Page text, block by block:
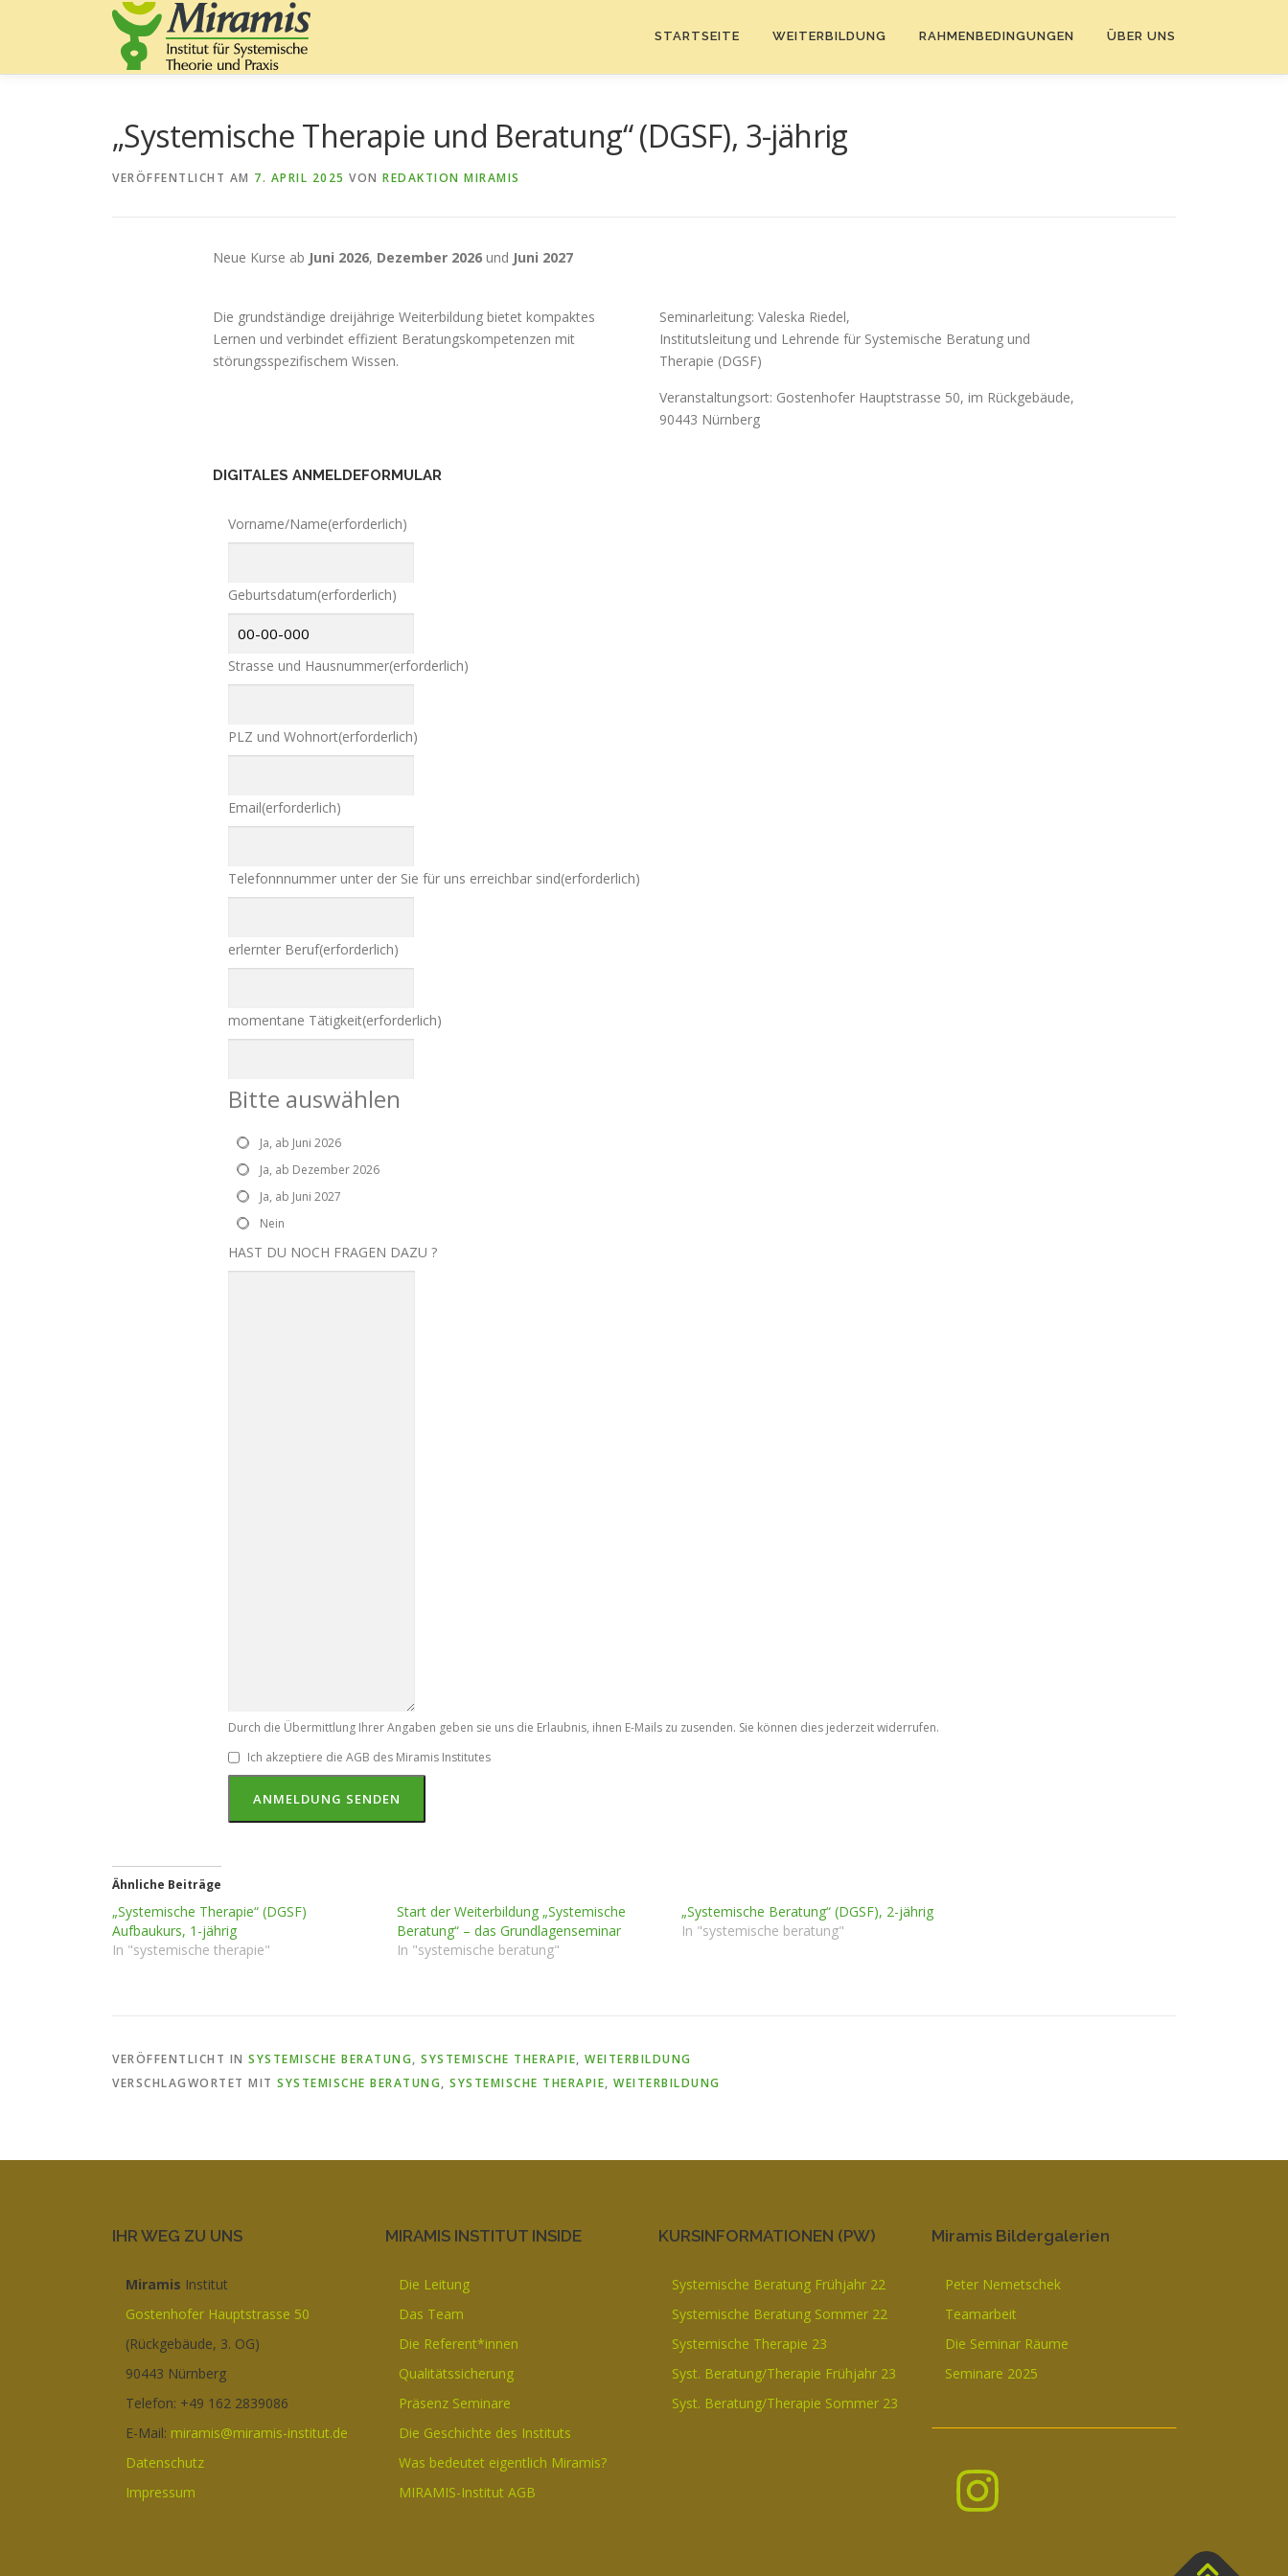
STARTSEITE WEITERBILDUNG RAHMENBEDINGUNGEN ÜBER UNS
„Systemische Therapie und Beratung“ (DGSF), 3-jährig
VERÖFFENTLICHT AM 7. APRIL 2025 VON REDAKTION MIRAMIS
Neue Kurse ab Juni 2026, Dezember 2026 und Juni 2027
Die grundständige dreijährige Weiterbildung bietet kompaktes
Lernen und verbindet effizient Beratungskompetenzen mit
störungsspezifischem Wissen.
Seminarleitung: Valeska Riedel,
Institutsleitung und Lehrende für Systemische Beratung und
Therapie (DGSF)
Veranstaltungsort: Gostenhofer Hauptstrasse 50, im Rückgebäude,
90443 Nürnberg
DIGITALES ANMELDEFORMULAR
Vorname/Name(erforderlich)
Geburtsdatum(erforderlich)
Strasse und Hausnummer(erforderlich)
PLZ und Wohnort(erforderlich)
Email(erforderlich)
Telefonnnummer unter der Sie für uns erreichbar sind(erforderlich)
erlernter Beruf(erforderlich)
momentane Tätigkeit(erforderlich)
Bitte auswählen
Ja, ab Juni 2026
Ja, ab Dezember 2026
Ja, ab Juni 2027
Nein
HAST DU NOCH FRAGEN DAZU ?
Durch die Übermittlung Ihrer Angaben geben sie uns die Erlaubnis, ihnen E-Mails zu zusenden. Sie können dies jederzeit widerrufen.
Ich akzeptiere die AGB des Miramis Institutes
ANMELDUNG SENDEN
Ähnliche Beiträge
„Systemische Therapie“ (DGSF)
Aufbaukurs, 1-jährig
In "systemische therapie"
Start der Weiterbildung „Systemische
Beratung“ – das Grundlagenseminar
In "systemische beratung"
„Systemische Beratung“ (DGSF), 2-jährig
In "systemische beratung"
VERÖFFENTLICHT IN SYSTEMISCHE BERATUNG, SYSTEMISCHE THERAPIE, WEITERBILDUNG
VERSCHLAGWORTET MIT SYSTEMISCHE BERATUNG, SYSTEMISCHE THERAPIE, WEITERBILDUNG
IHR WEG ZU UNS
Miramis Institut
Gostenhofer Hauptstrasse 50
(Rückgebäude, 3. OG)
90443 Nürnberg
Telefon: +49 162 2839086
E-Mail: miramis@miramis-institut.de
Datenschutz
Impressum
MIRAMIS INSTITUT INSIDE
Die Leitung
Das Team
Die Referent*innen
Qualitätssicherung
Präsenz Seminare
Die Geschichte des Instituts
Was bedeutet eigentlich Miramis?
MIRAMIS-Institut AGB
KURSINFORMATIONEN (PW)
Systemische Beratung Frühjahr 22
Systemische Beratung Sommer 22
Systemische Therapie 23
Syst. Beratung/Therapie Frühjahr 23
Syst. Beratung/Therapie Sommer 23
Miramis Bildergalerien
Peter Nemetschek
Teamarbeit
Die Seminar Räume
Seminare 2025